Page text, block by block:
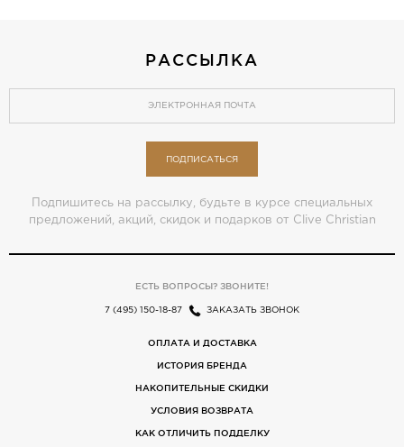
РАССЫЛКА
ПОДПИСАТЬСЯ
Подпишитесь на рассылку, будьте в курсе специальных
предложений, акций, скидок и подарков от Clive Christian
ЕСТЬ ВОПРОСЫ? ЗВОНИТЕ!
7 (495) 150-18-87 ЗАКАЗАТЬ ЗВОНОК
ОПЛАТА И ДОСТАВКА
ИСТОРИЯ БРЕНДА
НАКОПИТЕЛЬНЫЕ СКИДКИ
УСЛОВИЯ ВОЗВРАТА
КАК ОТЛИЧИТЬ ПОДДЕЛКУ